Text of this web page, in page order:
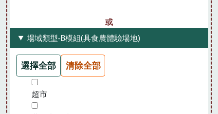
場域類型-B模組(具食農體驗場地)
選擇全部 清除全部
超市